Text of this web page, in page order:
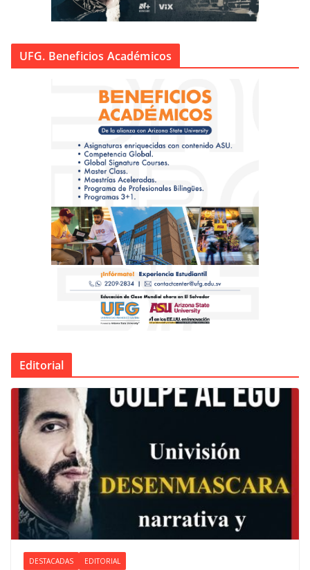
UFG. Beneficios Académicos
Editorial
DESTACADAS EDITORIAL